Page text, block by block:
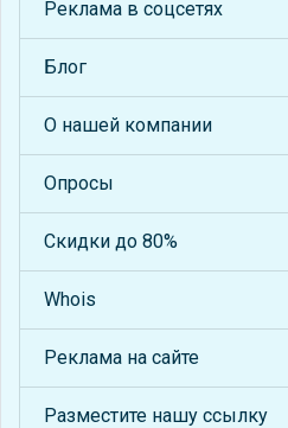
Реклама в соцсетях
Блог
О нашей компании
Опросы
Скидки до 80%
Whois
Реклама на сайте
Разместите нашу ссылку